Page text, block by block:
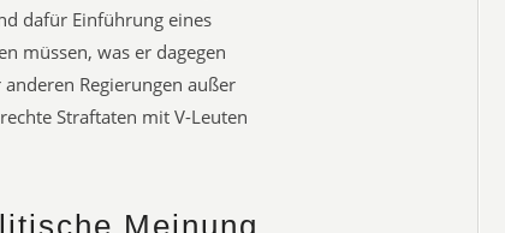
dafür Einführung eines
müssen, was er dagegen
Regierungen außer
Straftaten mit V-Leuten
Meinung